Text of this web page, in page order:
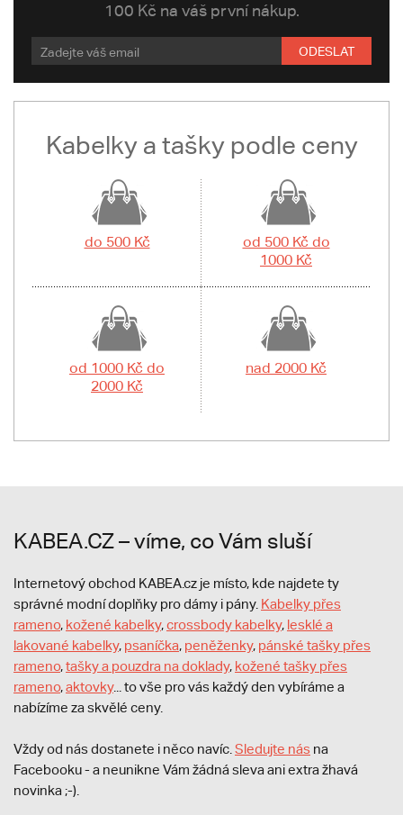
100 Kč na váš první nákup.
ODESLAT
Kabelky a tašky podle ceny
do 500 Kč
od 500 Kč do
1000 Kč
od 1000 Kč do
2000 Kč
nad 2000 Kč
KABEA.CZ – víme, co Vám sluší
Internetový obchod KABEA.cz je místo, kde najdete ty
správné modní doplňky pro dámy i pány. Kabelky přes
rameno, kožené kabelky,crossbody kabelky, lesklé a
lakované kabelky, psaníčka, peněženky, pánské tašky přes
rameno,tašky a pouzdra na doklady, kožené tašky přes
rameno,aktovky... to vše pro vás každý den vybíráme a
nabízíme za skvělé ceny.
Vždy od nás dostanete i něco navíc. Sledujte nás na
Facebooku - a neunikne Vám žádná sleva ani extra žhavá
novinka ;-).